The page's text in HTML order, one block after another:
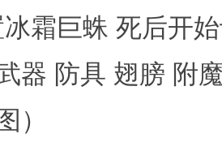
霜巨蛛 死后开
器 防具 翅膀 附
）